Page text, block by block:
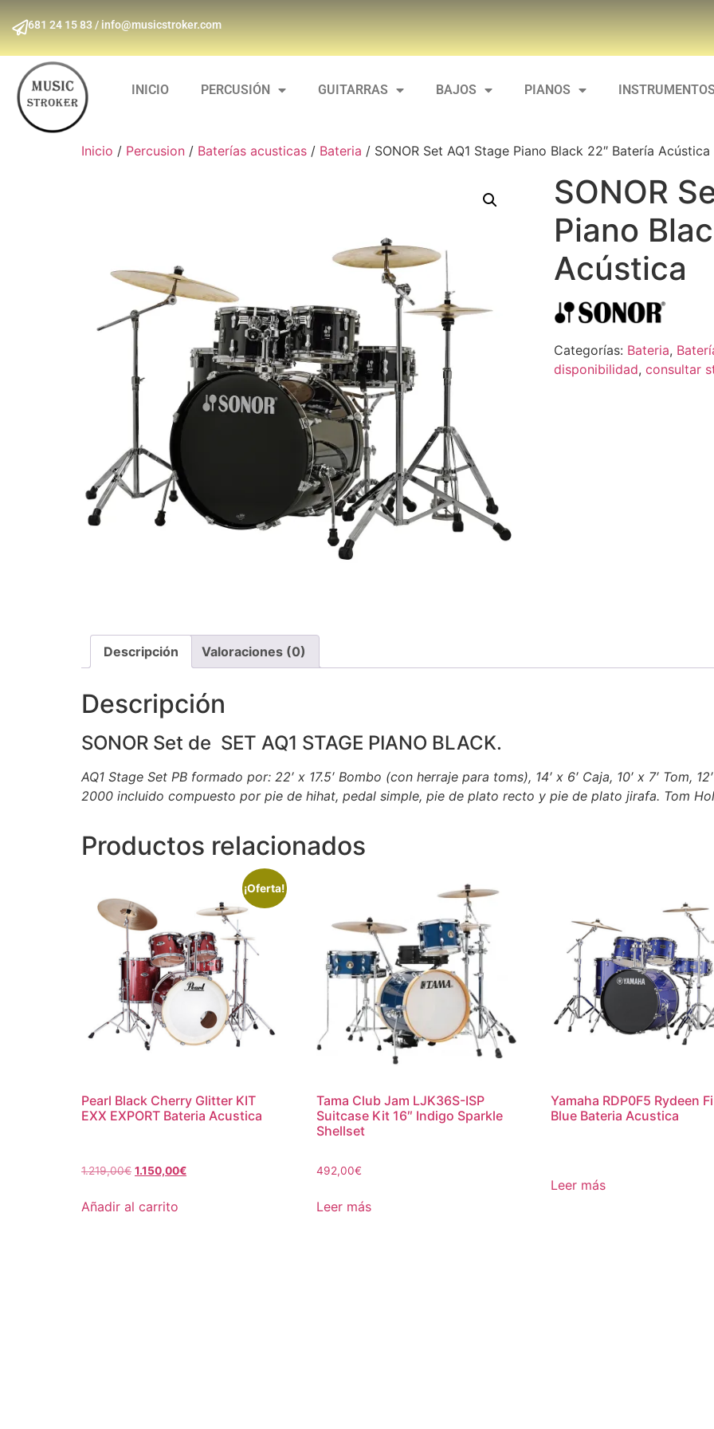
681 24 15 83 / info@musicstroker.com
INICIO PERCUSIÓN GUITARRAS BAJOS PIANOS
Inicio / Percusion / Baterías acusticas / Bateria / SONOR Set AQ1 Stage Piano Black 22″ Batería Acústica
SONOR
Piano
Acústica
Categorías: Bateria,
disponibilidad, consultar
Descripción Valoraciones (0)
Descripción
SONOR Set de SET AQ1 STAGE PIANO BLACK.
AQ1 Stage Set PB formado por: 22′ x 17.5′ Bombo (con herraje para toms), 14′ x 6′ Caja, 10′ x 7′ Tom,
2000 incluido compuesto por pie de hihat, pedal simple, pie de plato recto y pie de plato jirafa. Tom
Productos relacionados
¡Oferta!
Pearl Black Cherry Glitter KIT
EXX EXPORT Bateria Acustica
1.219,00€ 1.150,00€
Añadir al carrito
Tama Club Jam LJK36S-ISP
Suitcase Kit 16″ Indigo Sparkle
Shellset
492,00€
Leer más
Yamaha RDP0F5 Rydeen
Blue Bateria Acustica
Leer más